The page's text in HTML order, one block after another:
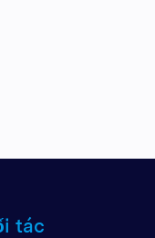
tác